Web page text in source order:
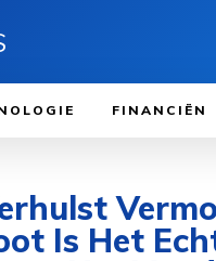
FINANCIËN
Is Het